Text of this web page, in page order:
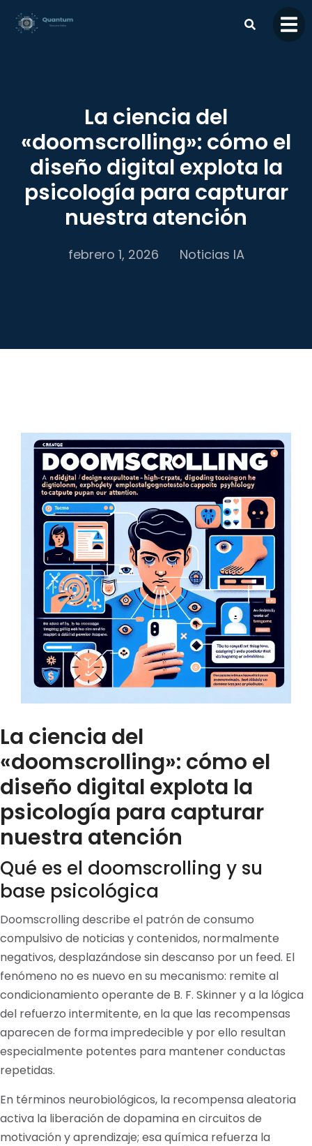
contenido
La ciencia del
«doomscrolling»: cómo el
diseño digital explota la
psicología para capturar
nuestra atención
febrero 1, 2026 Noticias IA
La ciencia del
«doomscrolling»: cómo el
diseño digital explota la
psicología para capturar
nuestra atención
Qué es el doomscrolling y su
base psicológica
Doomscrolling describe el patrón de consumo
compulsivo de noticias y contenidos, normalmente
negativos, desplazándose sin descanso por un feed. El
fenómeno no es nuevo en su mecanismo: remite al
condicionamiento operante de B. F. Skinner y a la lógica
del refuerzo intermitente, en la que las recompensas
aparecen de forma impredecible y por ello resultan
especialmente potentes para mantener conductas
repetidas.
En términos neurobiológicos, la recompensa aleatoria
activa la liberación de dopamina en circuitos de
motivación y aprendizaje; esa química refuerza la